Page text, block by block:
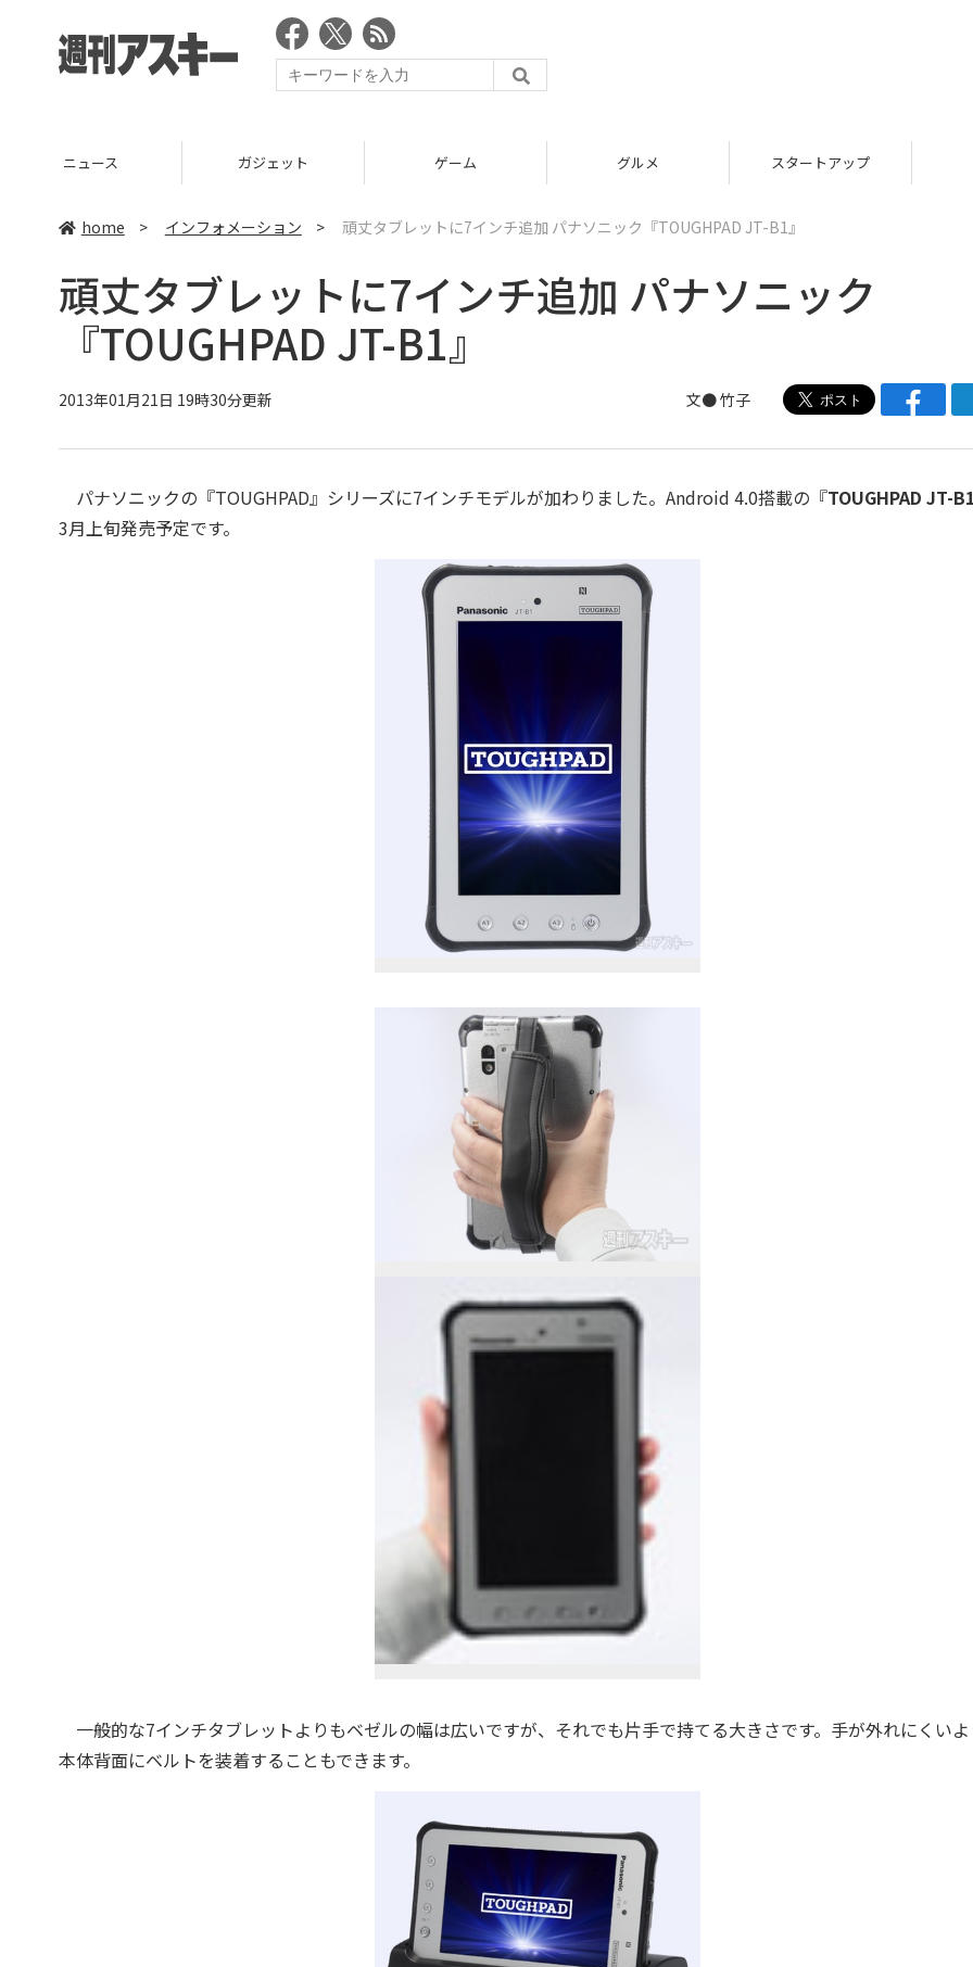
ニュース ガジェット ゲーム グルメ スタートアップ
home > インフォメーション > 頑丈タブレットに7インチ追加 パナソニック『TOUGHPAD JT-B1』
頑丈タブレットに7インチ追加 パナソニック
『TOUGHPAD JT-B1』
2013年01月21日 19時30分更新 文●竹子
パナソニックの『TOUGHPAD』シリーズに7インチモデルが加わりました。Android 4.0搭載の『TOUGHPAD JT-
3月上旬発売予定です。
一般的な7インチタブレットよりもベゼルの幅は広いですが、それでも片手で持てる大きさです。手が外れにくい
本体背面にベルトを装着することもできます。